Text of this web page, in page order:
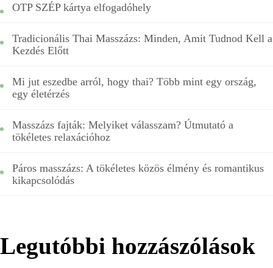
OTP SZÉP kártya elfogadóhely
Tradicionális Thai Masszázs: Minden, Amit Tudnod Kell a
Kezdés Előtt
Mi jut eszedbe arról, hogy thai? Több mint egy ország,
egy életérzés
Masszázs fajták: Melyiket válasszam? Útmutató a
tökéletes relaxációhoz
Páros masszázs: A tökéletes közös élmény és romantikus
kikapcsolódás
Legutóbbi hozzászólások